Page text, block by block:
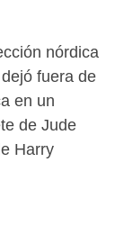
nórdica
fuera de
en un
de Jude
Harry